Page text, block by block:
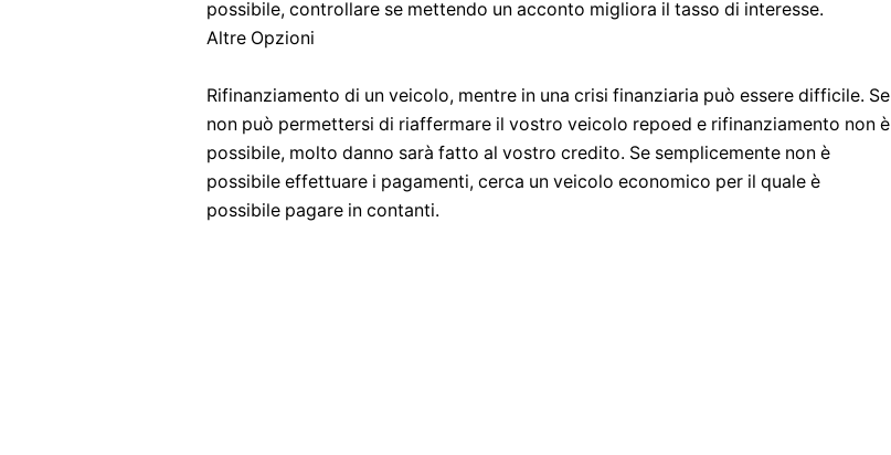
possibile, controllare se mettendo un acconto migliora il tasso di interesse.
Altre Opzioni
Rifinanziamento di un veicolo, mentre in una crisi finanziaria può essere difficile. Se
non può permettersi di riaffermare il vostro veicolo repoed e rifinanziamento non è
possibile, molto danno sarà fatto al vostro credito. Se semplicemente non è
possibile effettuare i pagamenti, cerca un veicolo economico per il quale è
possibile pagare in contanti.